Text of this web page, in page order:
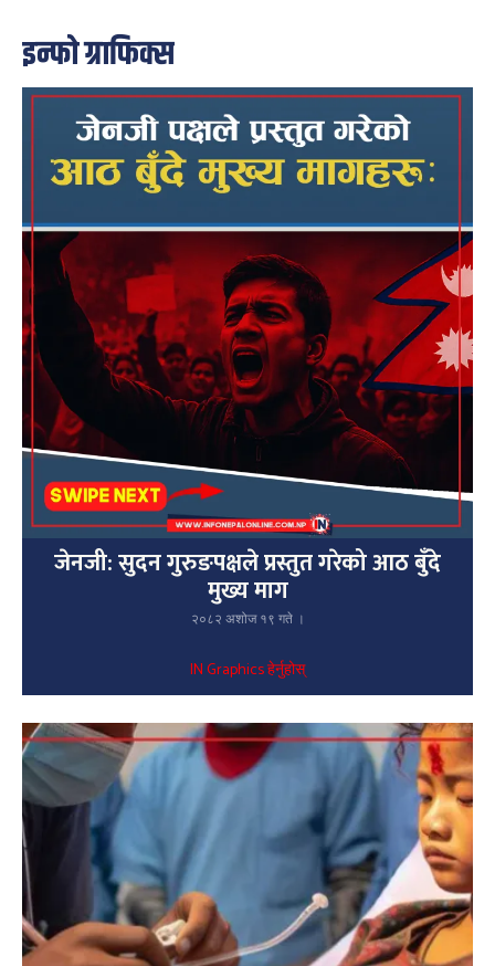
इन्फो ग्राफिक्स
जेनजी: सुदन गुरुङपक्षले प्रस्तुत गरेको आठ बुँदे
मुख्य माग
२०८२ अशोज १९ गते ।
IN Graphics हेर्नुहोस्